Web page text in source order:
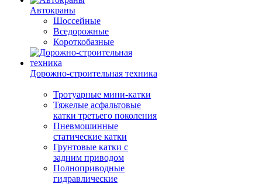
Автокраны
Шоссейные
Вседорожные
Короткобазные
Дорожно-строительная техника
Тротуарные мини-катки
Тяжелые асфальтовые
катки третьего поколения
Пневмошинные
статические катки
Грунтовые катки с
задним приводом
Полноприводные
гидравлические